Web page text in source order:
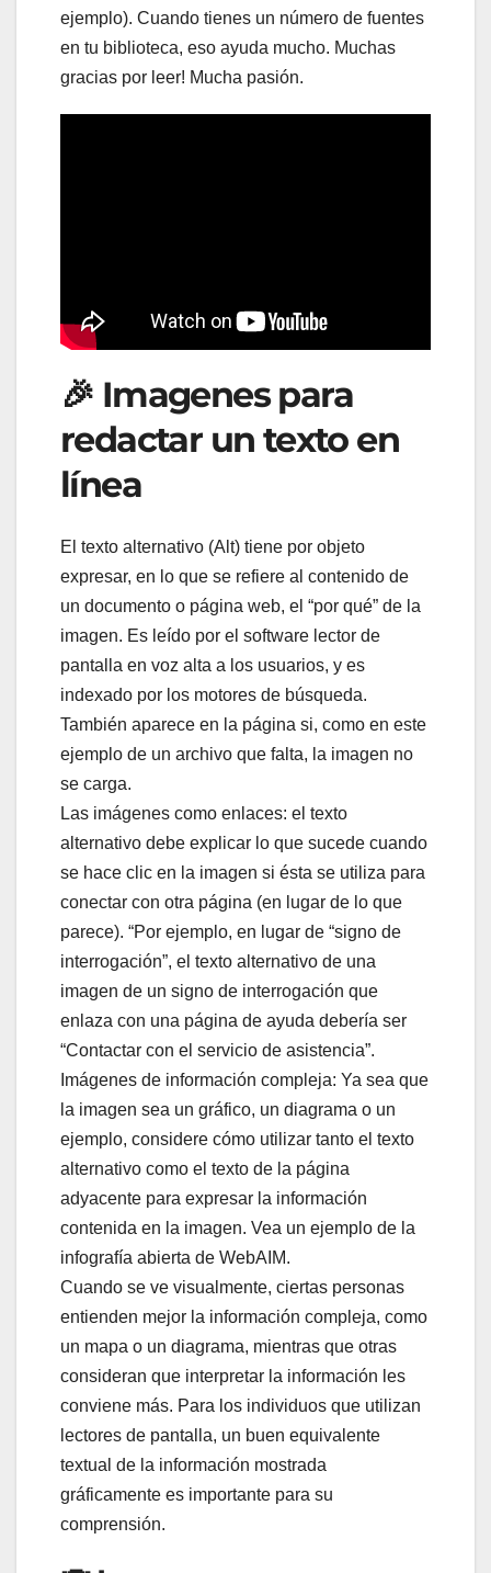
ejemplo). Cuando tienes un número de fuentes
en tu biblioteca, eso ayuda mucho. Muchas
gracias por leer! Mucha pasión.
🎉 Imagenes para
redactar un texto en
línea
El texto alternativo (Alt) tiene por objeto
expresar, en lo que se refiere al contenido de
un documento o página web, el “por qué” de la
imagen. Es leído por el software lector de
pantalla en voz alta a los usuarios, y es
indexado por los motores de búsqueda.
También aparece en la página si, como en este
ejemplo de un archivo que falta, la imagen no
se carga.
Las imágenes como enlaces: el texto
alternativo debe explicar lo que sucede cuando
se hace clic en la imagen si ésta se utiliza para
conectar con otra página (en lugar de lo que
parece). “Por ejemplo, en lugar de “signo de
interrogación”, el texto alternativo de una
imagen de un signo de interrogación que
enlaza con una página de ayuda debería ser
“Contactar con el servicio de asistencia”.
Imágenes de información compleja: Ya sea que
la imagen sea un gráfico, un diagrama o un
ejemplo, considere cómo utilizar tanto el texto
alternativo como el texto de la página
adyacente para expresar la información
contenida en la imagen. Vea un ejemplo de la
infografía abierta de WebAIM.
Cuando se ve visualmente, ciertas personas
entienden mejor la información compleja, como
un mapa o un diagrama, mientras que otras
consideran que interpretar la información les
conviene más. Para los individuos que utilizan
lectores de pantalla, un buen equivalente
textual de la información mostrada
gráficamente es importante para su
comprensión.